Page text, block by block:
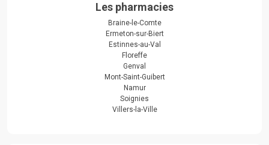
Les pharmacies
Braine-le-Comte
Ermeton-sur-Biert
Estinnes-au-Val
Floreffe
Genval
Mont-Saint-Guibert
Namur
Soignies
Villers-la-Ville